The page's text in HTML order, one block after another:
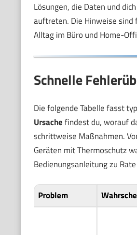
Lösungen, die Daten und
auftreten. Die Hinweise sind
Alltag im Büro und Home-
Schnelle
Die folgende Tabelle fasst
Ursachefindest du, worauf
schrittweise Maßnahmen.
Geräten mit Thermoschutz
Bedienungsanleitung zu
Problem